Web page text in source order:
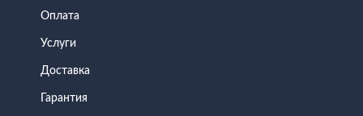
Оплата
Услуги
Доставка
Гарантия